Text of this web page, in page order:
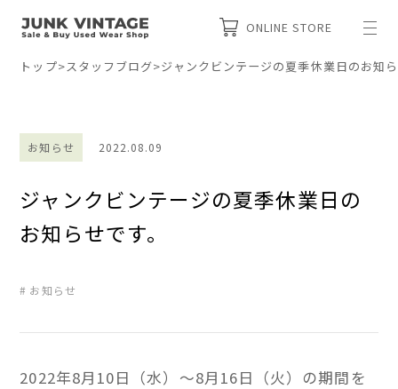
ONLINE STORE
トップ>スタッフブログ>ジャンクビンテージの夏季休業日のお知
お知らせ 2022.08.09
ジャンクビンテージの夏季休業日の
お知らせです。
お知らせ
2022年8月10日（水）～8月16日（火）の期間を